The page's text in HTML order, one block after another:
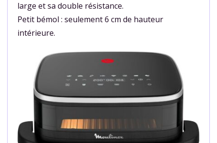
large et sa double résistance.
Petit bémol : seulement 6 cm de hauteur
intérieure.